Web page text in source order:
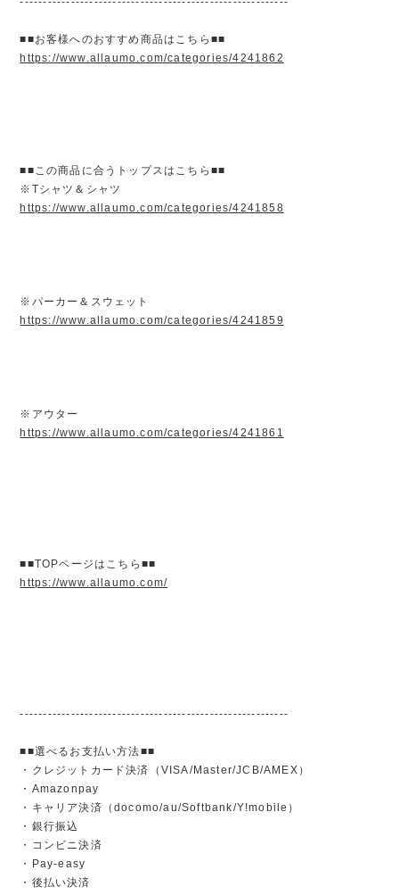
■■お客様へのおすすめ商品はこちら■■
https://www.allaumo.com/categories/4241862
■■この商品に合うトップスはこちら■■
※Tシャツ＆シャツ
https://www.allaumo.com/categories/4241858
※パーカー＆スウェット
https://www.allaumo.com/categories/4241859
※アウター
https://www.allaumo.com/categories/4241861
■■TOPページはこちら■■
https://www.allaumo.com/
----------------------------------------------------------
■■選べるお支払い方法■■
・クレジットカード決済（VISA/Master/JCB/AMEX）
・Amazonpay
・キャリア決済（docomo/au/Softbank/Y!mobile）
・銀行振込
・コンビニ決済
・Pay-easy
・後払い決済